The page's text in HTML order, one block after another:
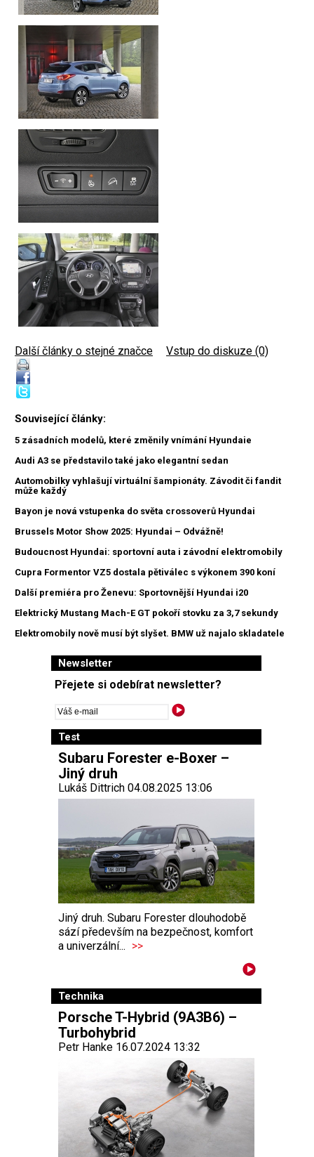
Další články o stejné značce Vstup do diskuze (0)
Související články:
5 zásadních modelů, které změnily vnímání Hyundaie
Audi A3 se představilo také jako elegantní sedan
Automobilky vyhlašují virtuální šampionáty. Závodit či fandit
může každý
Bayon je nová vstupenka do světa crossoverů Hyundai
Brussels Motor Show 2025: Hyundai – Odvážně!
Budoucnost Hyundai: sportovní auta i závodní elektromobily
Cupra Formentor VZ5 dostala pětiválec s výkonem 390 koní
Další premiéra pro Ženevu: Sportovnější Hyundai i20
Elektrický Mustang Mach-E GT pokoří stovku za 3,7 sekundy
Elektromobily nově musí být slyšet. BMW už najalo skladatele
Newsletter
Přejete si odebírat newsletter?
Test
Subaru Forester e-Boxer –
Jiný druh
Lukáš Dittrich 04.08.2025 13:06
Jiný druh. Subaru Forester dlouhodobě
sází především na bezpečnost, komfort
a univerzální... >>
Technika
Porsche T-Hybrid (9A3B6) –
Turbohybrid
Petr Hanke 16.07.2024 13:32